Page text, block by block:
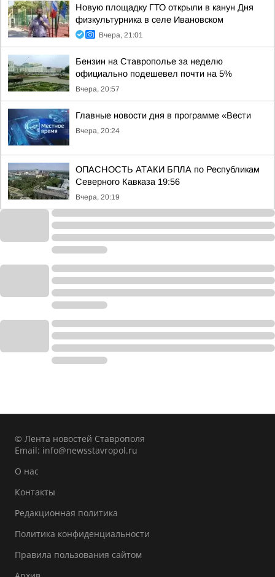
Новую площадку ГТО открыли в канун Дня
физкультурника в селе Ивановском
Вчера, 21:01
Бензин на Ставрополье за неделю
официально подешевел почти на 5%
Вчера, 20:57
Главные новости дня в программе «Вести
Вчера, 20:24
ОПАСНОСТЬ АТАКИ БПЛА по Республикам
Северного Кавказа 19:56
Вчера, 20:19
© Лента новостей Ставрополя
Email: info@newsstavropol.ru
О нас
Контакты
Редакционная политика
Политика конфиденциальности
Правила пользования сайтом